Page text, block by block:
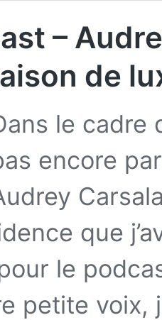
–
de
le cadre
encore
que
le
petite voix,